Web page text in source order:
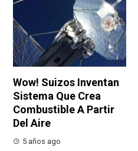
Wow! Suizos Inventan
Sistema Que Crea
Combustible A Partir
Del Aire
5 años ago